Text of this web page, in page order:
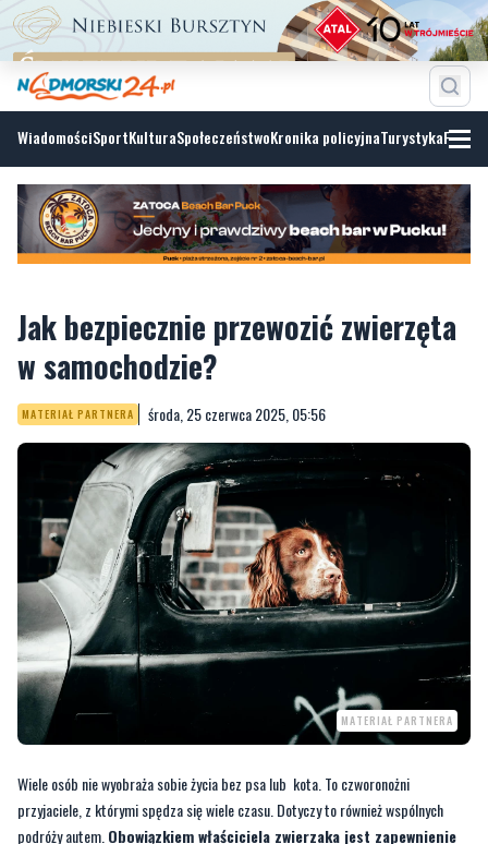
WiadomościSportKulturaSpołeczeństwoKronika policyjnaTurystyka
Jak bezpiecznie przewozić zwierzęta
MATERIAŁ PARTNERA środa, 25 czerwca 2025, 05:56
MATERIAŁ PARTNERA
Wiele osób nie wyobraża sobie życia bez psa lub kota. To czworonożni
przyjaciele, z którymi spędza się wiele czasu. Dotyczy to również wspólnych
mu bezpiecznego transportu, zgodnego z przepisami prawa
tego artykułu dowiesz się, jak powinien wyglądać ten proces.